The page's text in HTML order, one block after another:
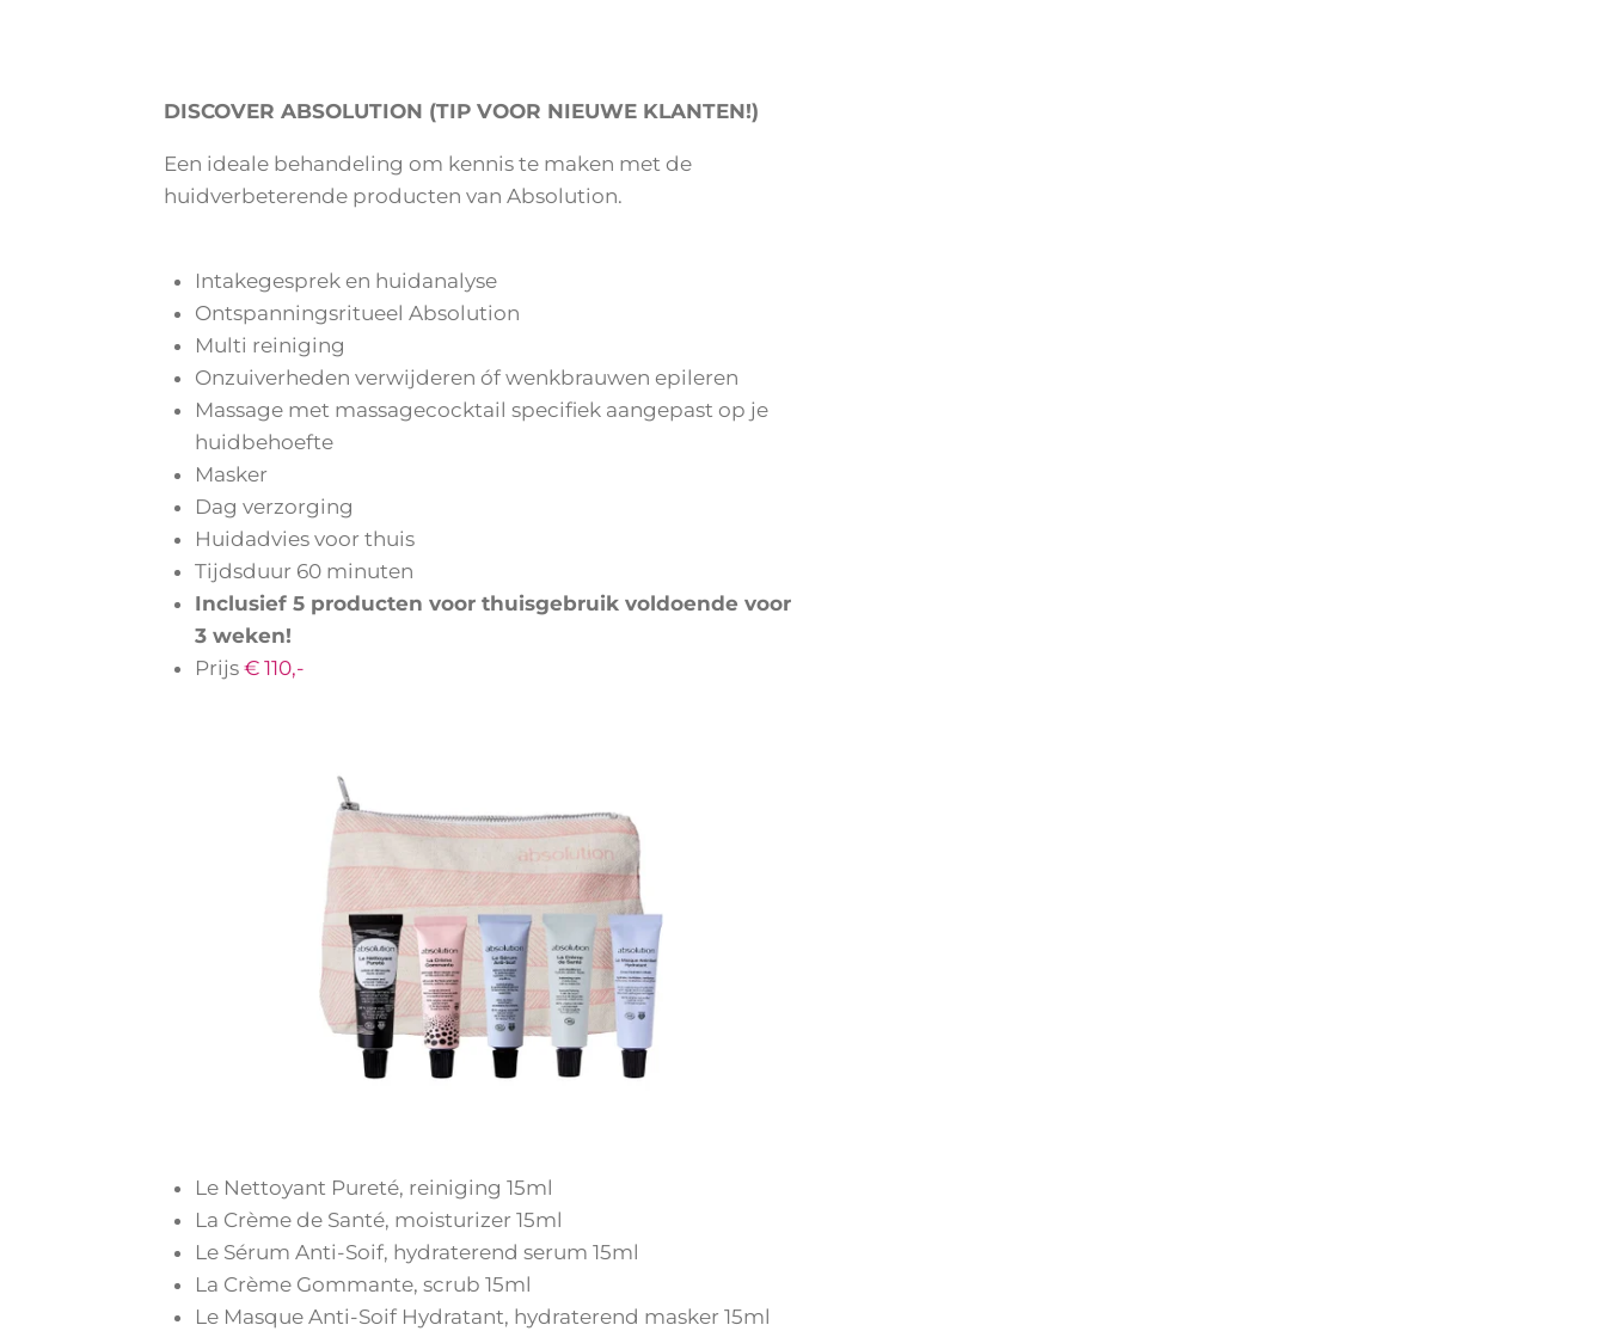
DISCOVER ABSOLUTION (TIP VOOR NIEUWE KLANTEN!)
Een ideale behandeling om kennis te maken met de
huidverbeterende producten van Absolution.
Intakegesprek en huidanalyse
Ontspanningsritueel Absolution
Multi reiniging
Onzuiverheden verwijderen óf wenkbrauwen epileren
Massage met massagecocktail specifiek aangepast op je
huidbehoefte
Masker
Dag verzorging
Huidadvies voor thuis
Tijdsduur 60 minuten
Inclusief 5 producten voor thuisgebruik voldoende voor
3 weken!
Prijs € 110,-
Le Nettoyant Pureté, reiniging 15ml
La Crème de Santé, moisturizer 15ml
Le Sérum Anti-Soif, hydraterend serum 15ml
La Crème Gommante, scrub 15ml
Le Masque Anti-Soif Hydratant, hydraterend masker 15ml